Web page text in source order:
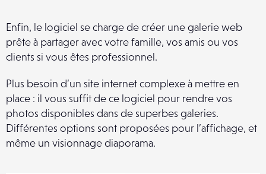
Enfin, le logiciel se charge de créer une galerie web
prête à partager avec votre famille, vos amis ou vos
clients si vous êtes professionnel.
Plus besoin d’un site internet complexe à mettre en
place : il vous suffit de ce logiciel pour rendre vos
photos disponibles dans de superbes galeries.
Différentes options sont proposées pour l’affichage, et
même un visionnage diaporama.